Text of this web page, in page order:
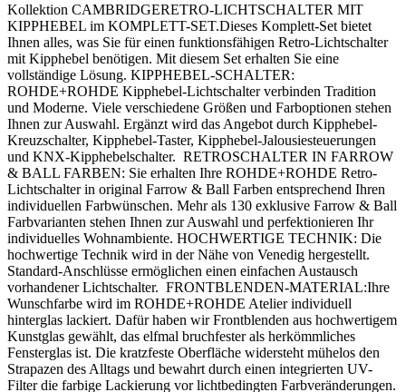
Kollektion CAMBRIDGERETRO-LICHTSCHALTER MIT
KIPPHEBEL im KOMPLETT-SET.Dieses Komplett-Set bietet
Ihnen alles, was Sie für einen funktionsfähigen Retro-Lichtschalter
mit Kipphebel benötigen. Mit diesem Set erhalten Sie eine
vollständige Lösung. KIPPHEBEL-SCHALTER:
ROHDE+ROHDE Kipphebel-Lichtschalter verbinden Tradition
und Moderne. Viele verschiedene Größen und Farboptionen stehen
Ihnen zur Auswahl. Ergänzt wird das Angebot durch Kipphebel-
Kreuzschalter, Kipphebel-Taster, Kipphebel-Jalousiesteuerungen
und KNX-Kipphebelschalter. RETROSCHALTER IN FARROW
& BALL FARBEN: Sie erhalten Ihre ROHDE+ROHDE Retro-
Lichtschalter in original Farrow & Ball Farben entsprechend Ihren
individuellen Farbwünschen. Mehr als 130 exklusive Farrow & Ball
Farbvarianten stehen Ihnen zur Auswahl und perfektionieren Ihr
individuelles Wohnambiente. HOCHWERTIGE TECHNIK: Die
hochwertige Technik wird in der Nähe von Venedig hergestellt.
Standard-Anschlüsse ermöglichen einen einfachen Austausch
vorhandener Lichtschalter. FRONTBLENDEN-MATERIAL:Ihre
Wunschfarbe wird im ROHDE+ROHDE Atelier individuell
hinterglas lackiert. Dafür haben wir Frontblenden aus hochwertigem
Kunstglas gewählt, das elfmal bruchfester als herkömmliches
Fensterglas ist. Die kratzfeste Oberfläche widersteht mühelos den
Strapazen des Alltags und bewahrt durch einen integrierten UV-
Filter die farbige Lackierung vor lichtbedingten Farbveränderungen.